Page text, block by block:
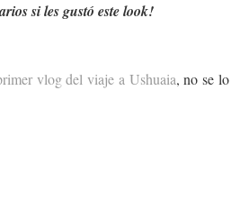
si les gustó este look!
vlog del viaje a Ushuaia, no se lo